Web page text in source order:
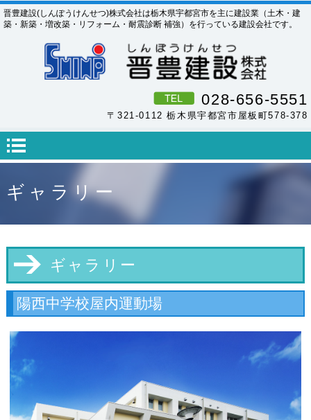
晋豊建設(しんぽうけんせつ)株式会社は栃木県宇都宮市を主に建設業（土木・建
築・新築・増改築・リフォーム・耐震診断 補強）を行っている建設会社です。
028-656-5551
〒321-0112 栃木県宇都宮市屋板町578-378
ギャラリー
ギャラリー
陽西中学校屋内運動場